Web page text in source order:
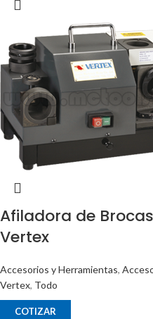
Afiladora de
Vertex
Accesorios y Herramientas,
Vertex, Todo
COTIZAR